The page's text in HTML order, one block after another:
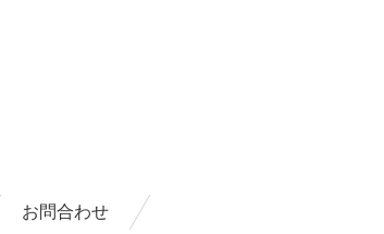
お問合わせ